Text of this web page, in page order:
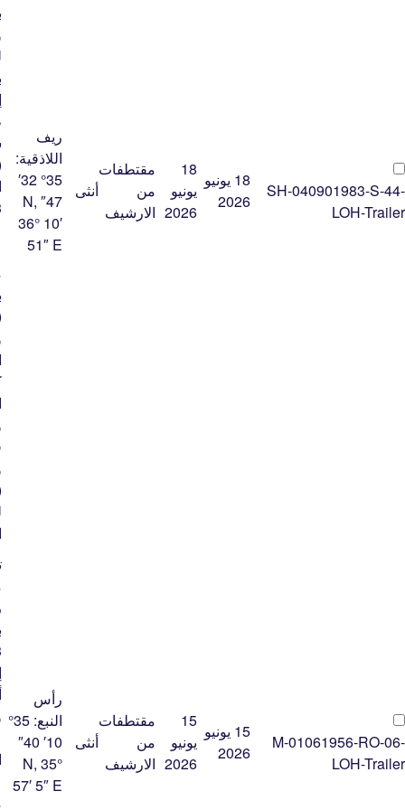
SH-040901983-S-44-
LOH-Trailer
18 يونيو
2026
18
يونيو
2026
مقتطفات
من
الارشيف
أنثى
ريف
اللاذقية:
35° 32′
47″ N,
36° 10′
51″ E
M-01061956-RO-06-
LOH-Trailer
15 يونيو
2026
15
يونيو
2026
مقتطفات
من
الارشيف
أنثى
رأس
النبع:
35°
10′ 40″
N, 35°
57′ 5″ E